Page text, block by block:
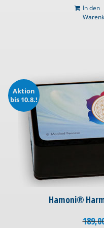
In den
Aktion
bis 10.8.!
Hamoni®